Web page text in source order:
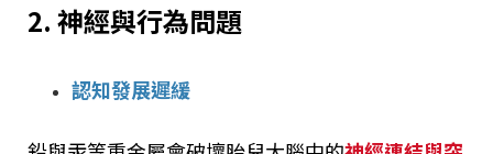
2. 神經與行為問題
認知發展遲緩